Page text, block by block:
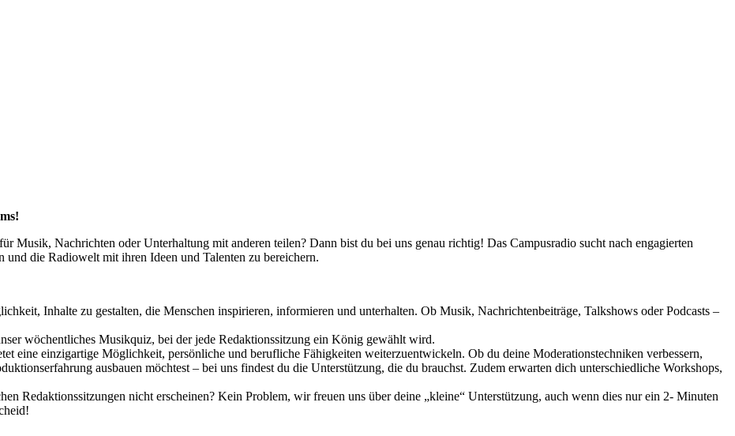
Musik, Nachrichten oder Unterhaltung mit anderen teilen? Dann bist du bei uns genau richtig! Das Campusradio sucht nach engagierten
die Radiowelt mit ihren Ideen und Talenten zu bereichern.
Inhalte zu gestalten, die Menschen inspirieren, informieren und unterhalten. Ob Musik, Nachrichtenbeiträge, Talkshows oder Podcasts –
wöchentliches Musikquiz, bei der jede Redaktionssitzung ein König gewählt wird.
eine einzigartige Möglichkeit, persönliche und berufliche Fähigkeiten weiterzuentwickeln. Ob du deine Moderationstechniken verbessern,
ausbauen möchtest – bei uns findest du die Unterstützung, die du brauchst. Zudem erwarten dich unterschiedliche Workshops,
Redaktionssitzungen nicht erscheinen? Kein Problem, wir freuen uns über deine „kleine“ Unterstützung, auch wenn dies nur ein 2- Minuten